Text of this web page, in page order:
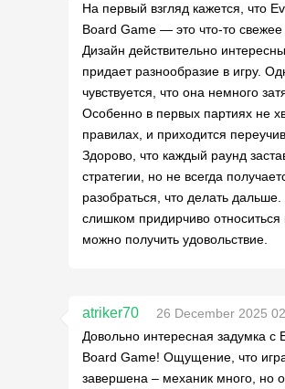
На первый взгляд кажется, что
Board Game — это что-то свежее
Дизайн действительно
придает разнообразие в игру.
чувствуется, что она немного
Особенно в первых партиях не
правилах, и приходится
Здорово, что каждый раунд
стратегии, но не всегда
разобраться, что делать
слишком придирчиво относиться
можно получить удовольствие.
atriker70
26 December 2025
Довольно интересная задумка с
Board Game! Ощущение, что
завершена – механик много, но